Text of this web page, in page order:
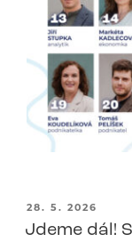
PUBLIKOVÁNO
28. 5. 2026
Jdeme dál!